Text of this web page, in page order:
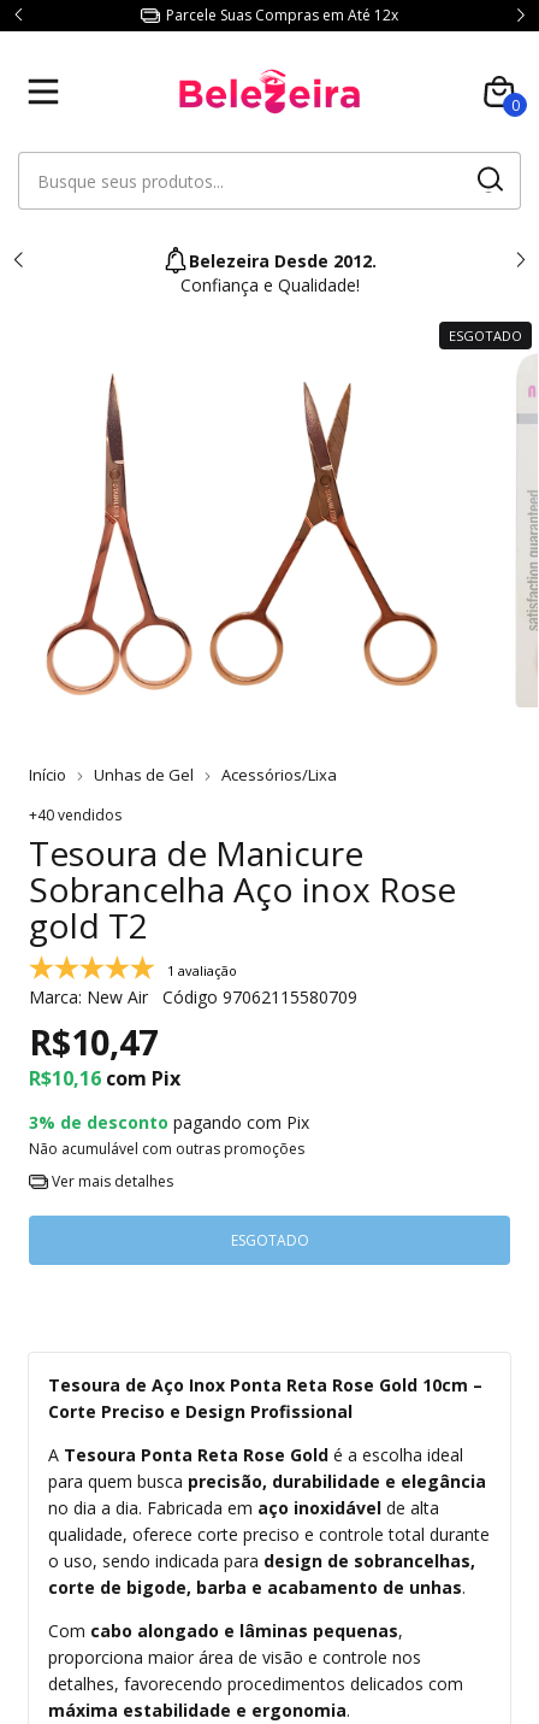
Parcele Suas Compras em Até 12x
0
Belezeira Desde 2012.
Confiança e Qualidade!
ESGOTADO
Início Unhas de Gel Acessórios/Lixa
+40 vendidos
Tesoura de Manicure
Sobrancelha Aço inox Rose
gold T2
1 avaliação
Marca: New Air Código 97062115580709
R$10,47
R$10,16 com Pix
3% de desconto pagando com Pix
Não acumulável com outras promoções
Ver mais detalhes
Tesoura de Aço Inox Ponta Reta Rose Gold 10cm –
Corte Preciso e Design Profissional
A Tesoura Ponta Reta Rose Gold é a escolha ideal
para quem busca precisão, durabilidade e elegância
no dia a dia. Fabricada em aço inoxidável de alta
qualidade, oferece corte preciso e controle total durante
o uso, sendo indicada para design de sobrancelhas,
corte de bigode, barba e acabamento de unhas.
Com cabo alongado e lâminas pequenas,
proporciona maior área de visão e controle nos
detalhes, favorecendo procedimentos delicados com
máxima estabilidade e ergonomia.